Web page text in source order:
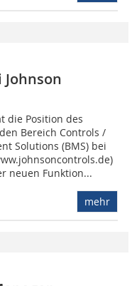
die Position des
Bereich Controls /
Solutions (BMS) bei
neuen Funktion...
mehr